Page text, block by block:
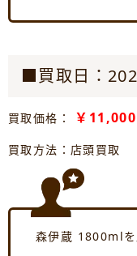
■買取日：
買取価格： ￥11,000
買取方法：店頭買取
森伊蔵 1800mlを